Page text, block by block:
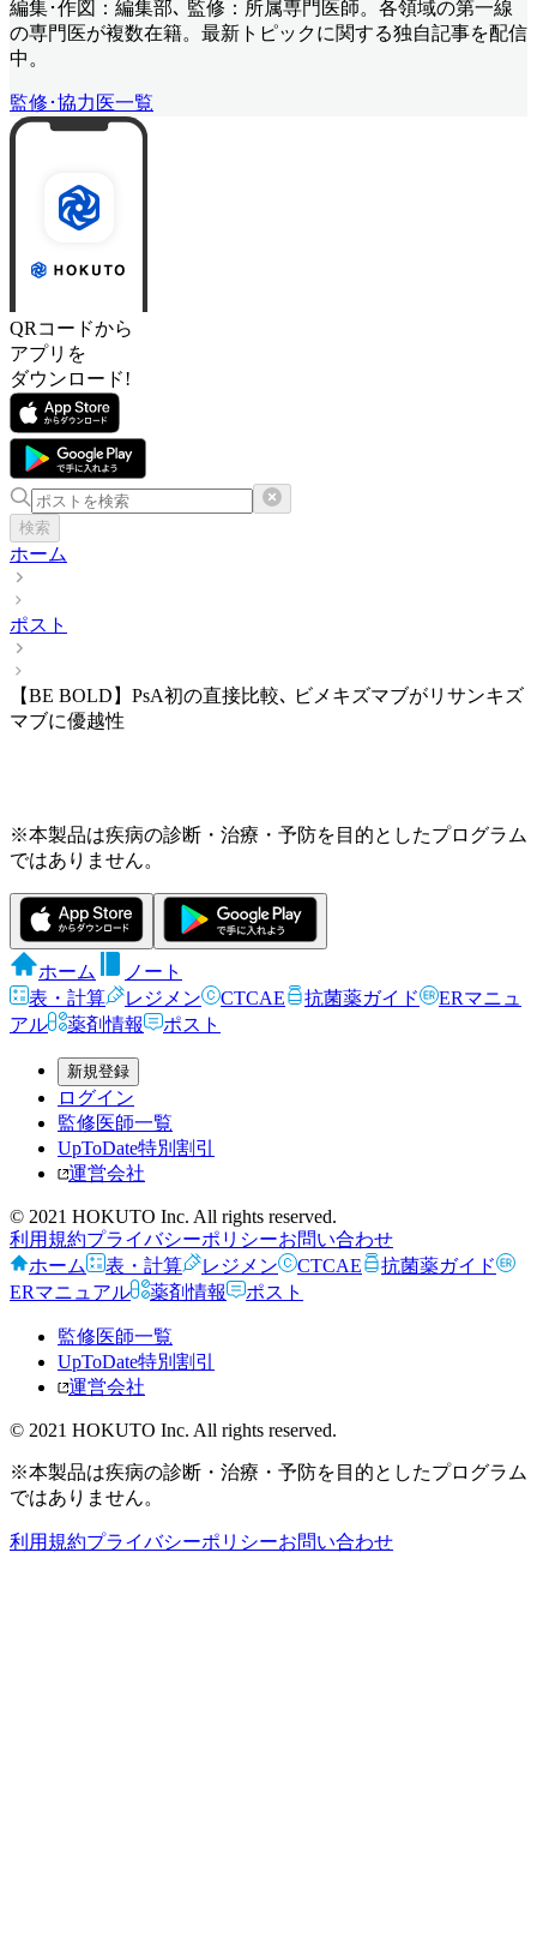
編集･作図：編集部､ 監修：所属専門医師。各領域の第一線
の専門医が複数在籍。最新トピックに関する独自記事を配信
中。
監修･協力医一覧
QRコードから
アプリを
ダウンロード!
検索
ホーム
ポスト
【BE BOLD】PsA初の直接比較､ ビメキズマブがリサンキズ
マブに優越性
※本製品は疾病の診断・治療・予防を目的としたプログラム
ではありません。
ホーム
ノート
表・計算
レジメン CTCAE 抗菌薬ガイド
ERマニュ
アル
薬剤情報 ポスト
新規登録
ログイン
監修医師一覧
UpToDate特別割引
運営会社
© 2021 HOKUTO Inc. All rights reserved.
利用規約プライバシーポリシーお問い合わせ
ホーム
表・計算 レジメン CTCAE
抗菌薬ガイド
ERマニュアル
薬剤情報 ポスト
監修医師一覧
UpToDate特別割引
運営会社
© 2021 HOKUTO Inc. All rights reserved.
※本製品は疾病の診断・治療・予防を目的としたプログラム
ではありません。
利用規約プライバシーポリシーお問い合わせ